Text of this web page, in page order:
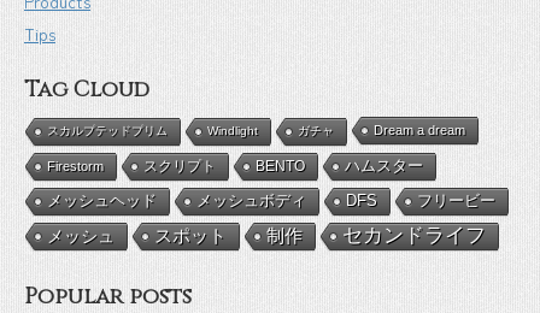
Tips
Tag Cloud
スカルプテッドプリム Windlight ガチャ Dream a dream
Firestorm スクリプト BENTO ハムスター
メッシュヘッド メッシュボディ DFS フリービー
メッシュ スポット 制作 セカンドライフ
Popular posts